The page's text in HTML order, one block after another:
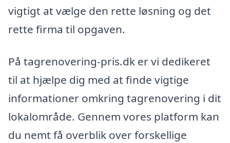
vigtigt at vælge den rette løsning og det
rette firma til opgaven.
På tagrenovering-pris.dk er vi dedikeret
til at hjælpe dig med at finde vigtige
informationer omkring tagrenovering i dit
lokalområde. Gennem vores platform kan
du nemt få overblik over forskellige